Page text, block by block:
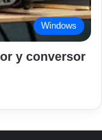
Windows
y conversor